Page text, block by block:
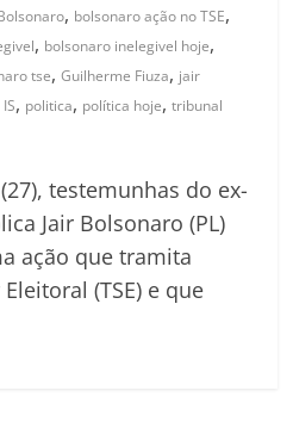
, bolsonaro ação no TSE,
, bolsonaro inelegivel hoje,
tse,Guilherme Fiuza, jair
, politica, política hoje,tribunal
testemunhas do ex-
Jair Bolsonaro (PL)
ação que tramita
(TSE) e que